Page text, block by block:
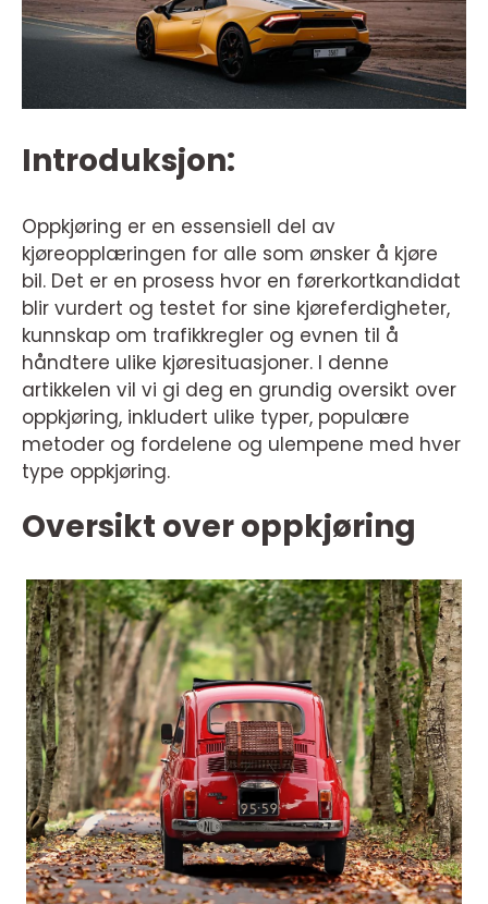
Introduksjon:
Oppkjøring er en essensiell del av
kjøreopplæringen for alle som ønsker å kjøre
bil. Det er en prosess hvor en førerkortkandidat
blir vurdert og testet for sine kjøreferdigheter,
kunnskap om trafikkregler og evnen til å
håndtere ulike kjøresituasjoner. I denne
artikkelen vil vi gi deg en grundig oversikt over
oppkjøring, inkludert ulike typer, populære
metoder og fordelene og ulempene med hver
type oppkjøring.
Oversikt over oppkjøring